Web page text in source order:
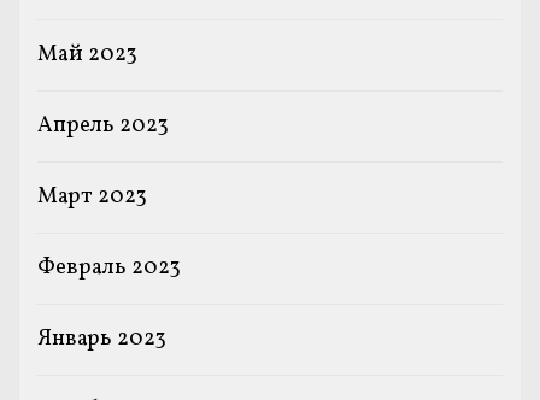
Май 2023
Апрель 2023
Март 2023
Февраль 2023
Январь 2023